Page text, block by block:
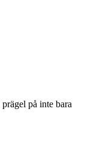
på inte bara